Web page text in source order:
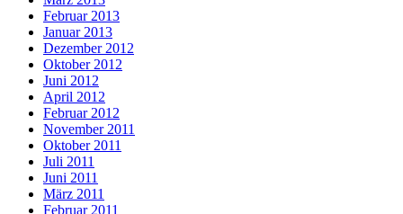
Februar 2013
Januar 2013
Dezember 2012
Oktober 2012
Juni 2012
April 2012
Februar 2012
November 2011
Oktober 2011
Juli 2011
Juni 2011
März 2011
Februar 2011